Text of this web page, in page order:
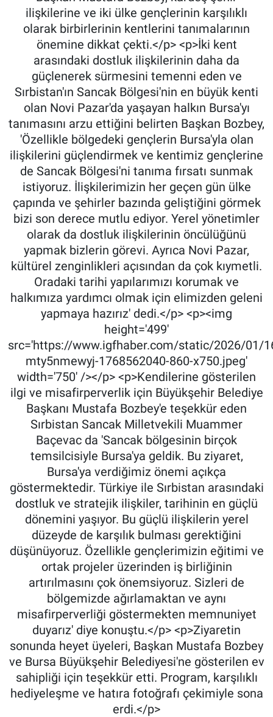
ilişkilerine ve iki ülke gençlerinin karşılıklı
olarak birbirlerinin kentlerini tanımalarının
önemine dikkat çekti.</p> <p>İki kent
arasındaki dostluk ilişkilerinin daha da
güçlenerek sürmesini temenni eden ve
Sırbistan'ın Sancak Bölgesi'nin en büyük kenti
olan Novi Pazar'da yaşayan halkın Bursa'yı
tanımasını arzu ettiğini belirten Başkan Bozbey,
'Özellikle bölgedeki gençlerin Bursa'yla olan
ilişkilerini güçlendirmek ve kentimiz gençlerine
de Sancak Bölgesi'ni tanıma fırsatı sunmak
istiyoruz. İlişkilerimizin her geçen gün ülke
çapında ve şehirler bazında geliştiğini görmek
bizi son derece mutlu ediyor. Yerel yönetimler
olarak da dostluk ilişkilerinin öncülüğünü
yapmak bizlerin görevi. Ayrıca Novi Pazar,
kültürel zenginlikleri açısından da çok kıymetli.
Oradaki tarihi yapılarımızı korumak ve
halkımıza yardımcı olmak için elimizden geleni
yapmaya hazırız' dedi.</p> <p><img
height='499'
src='https://www.igfhaber.com/static/2026/01/
mty5nmewyj-1768562040-860-x750.jpeg'
width='750' /></p> <p>Kendilerine gösterilen
ilgi ve misafirperverlik için Büyükşehir Belediye
Başkanı Mustafa Bozbey'e teşekkür eden
Sırbistan Sancak Milletvekili Muammer
Baçevac da 'Sancak bölgesinin birçok
temsilcisiyle Bursa'ya geldik. Bu ziyaret,
Bursa'ya verdiğimiz önemi açıkça
göstermektedir. Türkiye ile Sırbistan arasındaki
dostluk ve stratejik ilişkiler, tarihinin en güçlü
dönemini yaşıyor. Bu güçlü ilişkilerin yerel
düzeyde de karşılık bulması gerektiğini
düşünüyoruz. Özellikle gençlerimizin eğitimi ve
ortak projeler üzerinden iş birliğinin
artırılmasını çok önemsiyoruz. Sizleri de
bölgemizde ağırlamaktan ve aynı
misafirperverliği göstermekten memnuniyet
duyarız' diye konuştu.</p> <p>Ziyaretin
sonunda heyet üyeleri, Başkan Mustafa Bozbey
ve Bursa Büyükşehir Belediyesi'ne gösterilen ev
sahipliği için teşekkür etti. Program, karşılıklı
hediyeleşme ve hatıra fotoğrafı çekimiyle sona
erdi.</p>